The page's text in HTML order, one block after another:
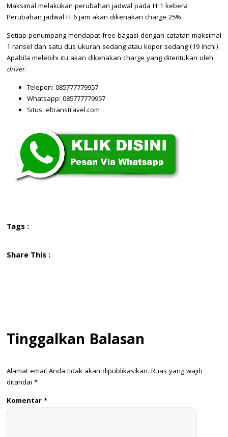
Maksimal melakukan perubahan jadwal pada H-1 kebera
Perubahan jadwal H-6 jam akan dikenakan charge 25%.
Setiap penumpang mendapat free bagasi dengan catatan maksimal
1 ransel dan satu dus ukuran sedang atau koper sedang (19 inchi).
Apabila melebihi itu akan dikenakan charge yang ditentukan oleh
driver.
Telepon: 085777779957
Whatsapp: 085777779957
Situs: eltranstravel.com
Tags :
Share This :
Tinggalkan Balasan
Alamat email Anda tidak akan dipublikasikan. Ruas yang wajib
ditandai *
Komentar*